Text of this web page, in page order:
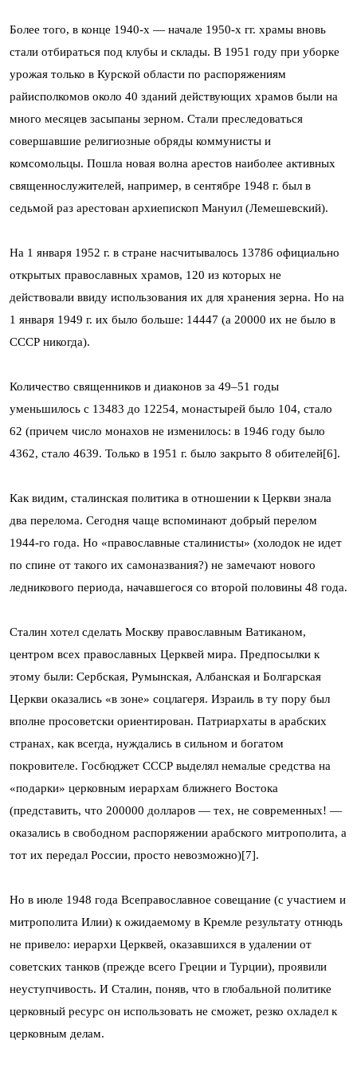
Более того, в конце 1940-х — начале 1950-х гг. храмы вновь
стали отбираться под клубы и склады. В 1951 году при уборке
урожая только в Курской области по распо­ряжениям
райисполкомов около 40 зданий действующих храмов были на
много месяцев засыпаны зерном. Стали преследоваться
совершавшие религиозные обряды коммунисты и
комсомольцы. Пошла новая волна арестов наиболее активных
священнослужителей, например, в сен­тябре 1948 г. был в
седьмой раз арестован архиепископ Мануил (Лемешевский).
На 1 января 1952 г. в стране насчитывалось 13786 официально
открытых православных храмов, 120 из которых не
действовали ввиду исполь­зования их для хранения зерна. Но на
1 января 1949 г. их было больше: 14447 (а 20000 их не было в
СССР никогда).
Количество священников и диаконов за 49–51 годы
уменьшилось с 13483 до 12254, монастырей было 104, стало
62 (при­чем число монахов не изменилось: в 1946 году было
4362, стало 4639. Толь­ко в 1951 г. было закрыто 8 обителей[6].
Как видим, сталинская политика в отношении к Церкви знала
два перелома. Сегодня чаще вспоминают добрый перелом
1944-го года. Но «православные сталинисты» (холодок не идет
по спине от такого их самоназвания?) не замечают нового
ледникового периода, начавшегося со второй половины 48 года.
Сталин хотел сделать Москву православным Ватиканом,
центром всех православных Церквей мира. Предпосылки к
этому были: Сербская, Румынская, Албанская и Болгарская
Церкви оказались «в зоне» соцлагеря. Израиль в ту пору был
вполне просоветски ориентирован. Патриархаты в арабских
странах, как всегда, нуждались в сильном и богатом
покровителе. Госбюджет СССР выделял немалые средства на
«подарки» церковным иерархам ближнего Востока
(представить, что 200000 долларов — тех, не современных! —
оказались в свободном распоряжении арабского митрополита, а
тот их передал России, просто невозможно)[7].
Но в июле 1948 года Всеправославное совещание (с участием и
митрополита Илии) к ожидаемому в Кремле результату отнюдь
не привело: иерархи Церквей, оказавшихся в удалении от
советских танков (прежде всего Греции и Турции), проявили
неуступчивость. И Сталин, поняв, что в глобальной политике
церковный ресурс он использовать не сможет, резко охладел к
церковным делам.